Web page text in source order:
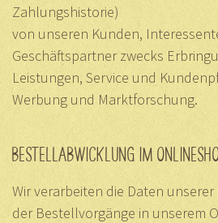
Zahlungshistorie)
von unseren Kunden,
Geschäftspartner zwecks
Leistungen, Service und
Werbung und Marktforschung.
BESTELLABWICKLUNG IM
Wir verarbeiten die Daten
der Bestellvorgänge in unserem